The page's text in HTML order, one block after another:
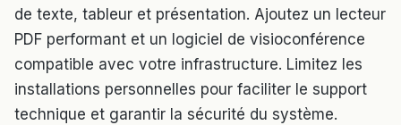
de texte, tableur et présentation. Ajoutez un lecteur
PDF performant et un logiciel de visioconférence
compatible avec votre infrastructure. Limitez les
installations personnelles pour faciliter le support
technique et garantir la sécurité du système.